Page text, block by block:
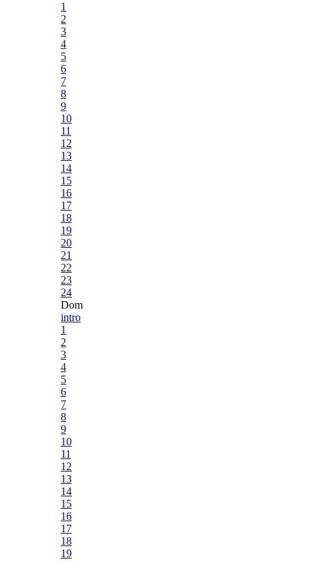
1
2
3
4
5
6
7
8
9
10
11
12
13
14
15
16
17
18
19
20
21
22
23
24
Dom
intro
1
2
3
4
5
6
7
8
9
10
11
12
13
14
15
16
17
18
19